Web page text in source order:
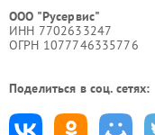
ООО "Русервис"
ИНН 7702633247
ОГРН 1077746335776
Поделиться в соц. сетях: